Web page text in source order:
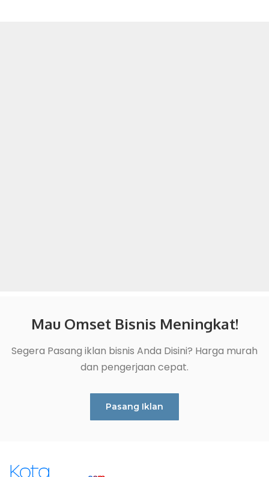
Mau Omset Bisnis Meningkat!
Segera Pasang iklan bisnis Anda Disini? Harga murah
dan pengerjaan cepat.
Pasang Iklan